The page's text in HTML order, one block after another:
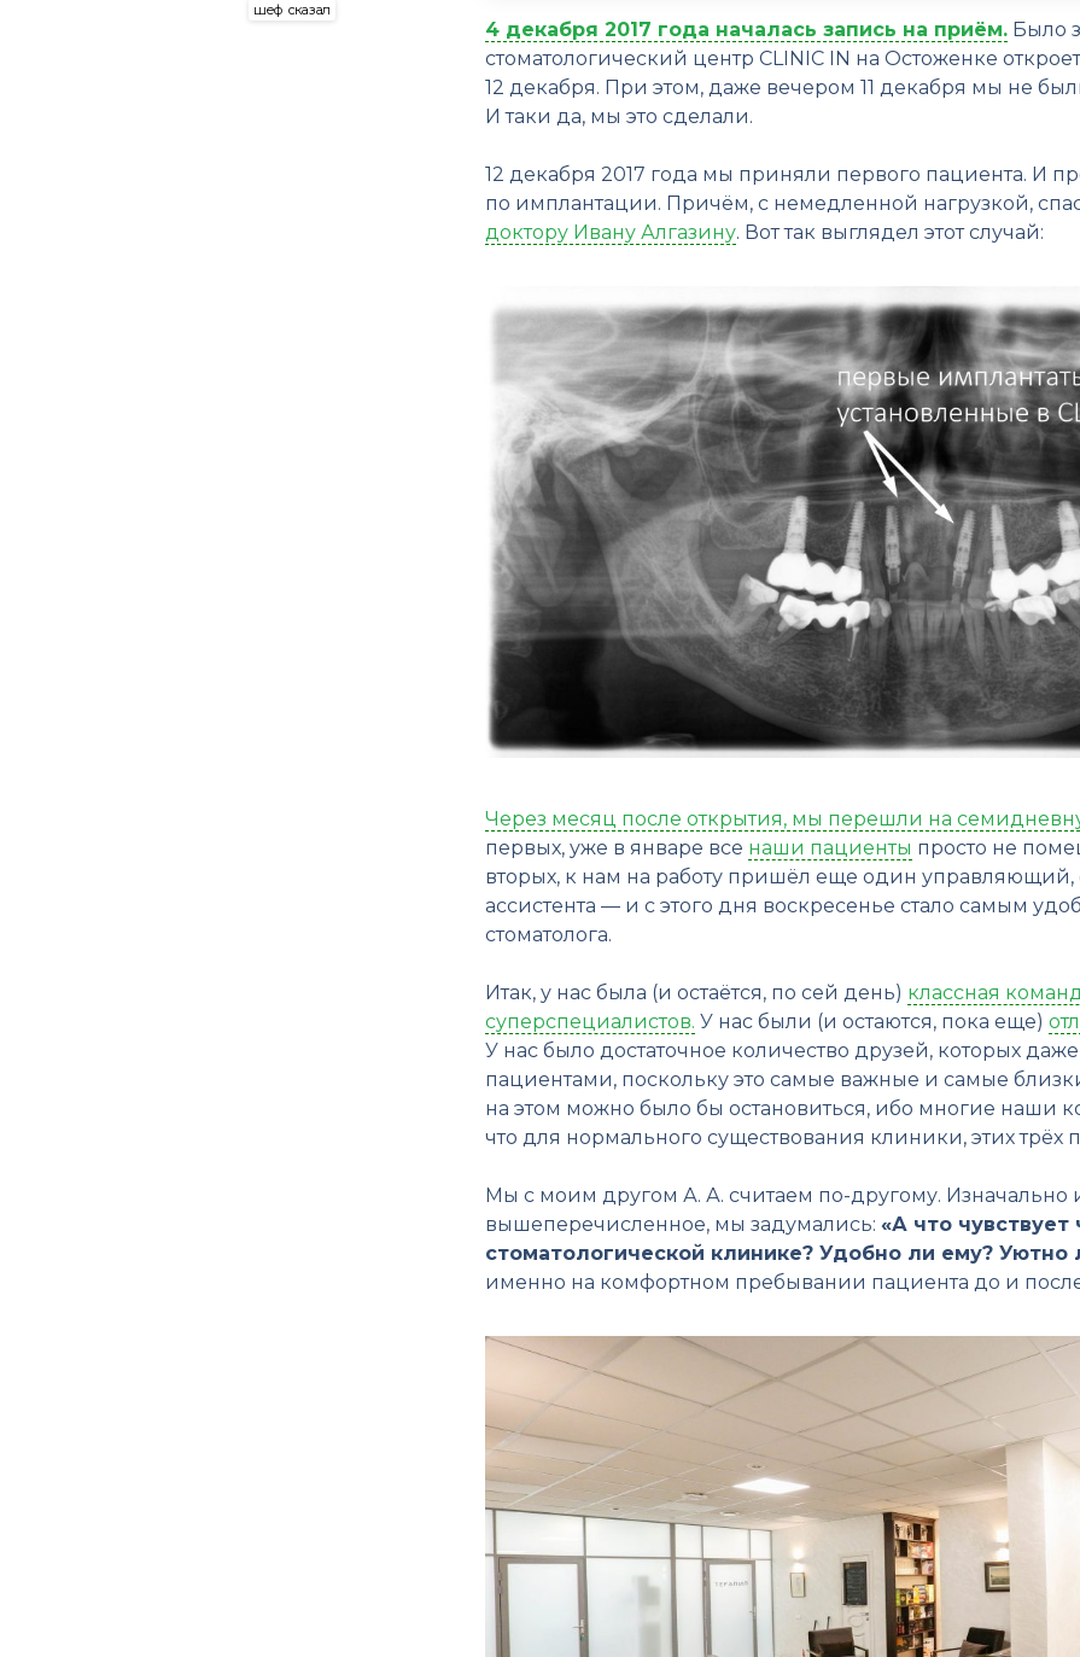
шеф сказал
4 декабря 2017 года началась запись на приём. Было
стоматологический центр CLINIC IN на Остоженке
12 декабря. При этом, даже вечером 11 декабря мы не
И таки да, мы это сделали.
12 декабря 2017 года мы приняли первого пациента. И
по имплантации. Причём, с немедленной нагрузкой,
доктору Ивану Алгазину. Вот так выглядел этот случай:
Через месяц после открытия, мы перешли на
первых, уже в январе все наши пациенты просто не
вторых, к нам на работу пришёл еще один
ассистента — и с этого дня воскресенье стало самым
стоматолога.
Итак, у нас была (и остаётся, по сей день) классная
суперспециалистов. У нас были (и остаются, пока еще)
У нас было достаточное количество друзей, которых
пациентами, поскольку это самые важные и самые
на этом можно было бы остановиться, ибо многие наши
что для нормального существования клиники, этих трёх
Мы с моим другом А. А. считаем по-другому. Изначально
вышеперечисленное, мы задумались: «А что чувствует
стоматологической клинике? Удобно ли ему? Уютно
именно на комфортном пребывании пациента до и